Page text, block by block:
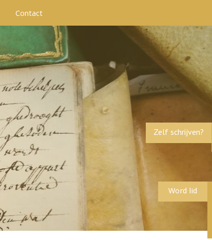
Word lid
Contact
Zelf schrijven?